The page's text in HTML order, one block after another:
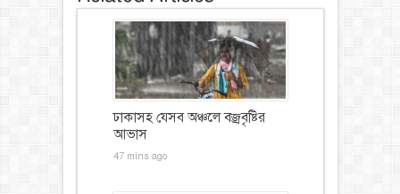
ঢাকাসহ যেসব অঞ্চলে বজ্রবৃষ্টির
আভাস
47 mins ago